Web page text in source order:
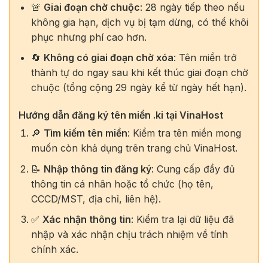
🚨 Giai đoạn chờ chuộc: 28 ngày tiếp theo nếu
không gia hạn, dịch vụ bị tạm dừng, có thể khôi
phục nhưng phí cao hơn.
🔄 Không có giai đoạn chờ xóa: Tên miền trở
thành tự do ngay sau khi kết thúc giai đoạn chờ
chuộc (tổng cộng 29 ngày kể từ ngày hết hạn).
Hướng dẫn đăng ký tên miền .ki tại VinaHost
🔎 Tìm kiếm tên miền: Kiểm tra tên miền mong
muốn còn khả dụng trên trang chủ VinaHost.
📝 Nhập thông tin đăng ký: Cung cấp đầy đủ
thông tin cá nhân hoặc tổ chức (họ tên,
CCCD/MST, địa chỉ, liên hệ).
✅ Xác nhận thông tin: Kiểm tra lại dữ liệu đã
nhập và xác nhận chịu trách nhiệm về tính
chính xác.